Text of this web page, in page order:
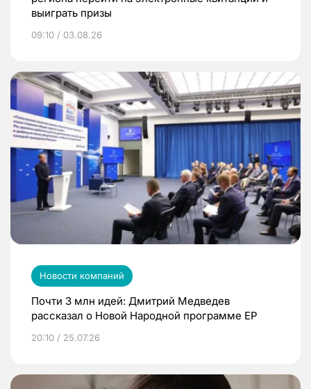
выиграть призы
09:10 / 03.08.26
Новости компаний
Почти 3 млн идей: Дмитрий Медведев
рассказал о Новой Народной программе ЕР
20:10 / 25.07.26